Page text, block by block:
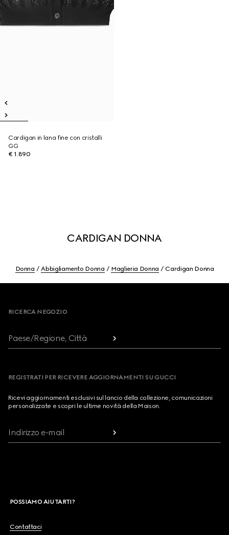
Cardigan in lana fine con cristalli
GG
€ 1.890
CARDIGAN DONNA
Donna Abbigliamento Donna Maglieria Donna Cardigan Donna
RICERCA NEGOZIO
Paese/Regione, Città
REGISTRATI PER RICEVERE AGGIORNAMENTI SU GUCCI
Ricevi aggiornamenti esclusivi sul lancio della collezione, comunicazioni
personalizzate e scopri le ultime novità della Maison.
Indirizzo e-mail
POSSIAMO AIUTARTI?
Contattaci